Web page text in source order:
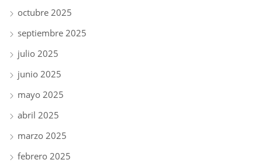
octubre 2025
septiembre 2025
julio 2025
junio 2025
mayo 2025
abril 2025
marzo 2025
febrero 2025